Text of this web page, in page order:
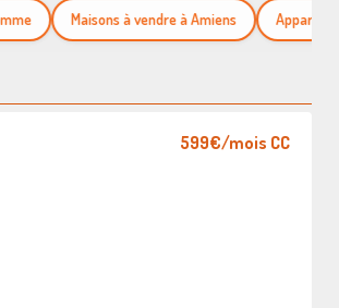
Maisons à vendre à Amiens Appartements
599€/mois CC